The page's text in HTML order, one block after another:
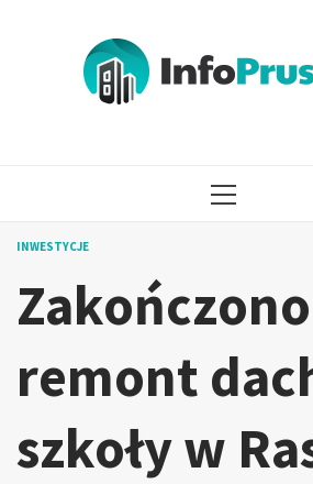
PRIMARY
INWESTYCJE
Zakończono
remont
szkoły w